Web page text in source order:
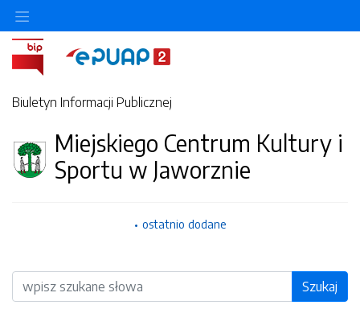
Biuletyn Informacji Publicznej
Miejskiego Centrum Kultury i
Sportu w Jaworznie
ostatnio dodane
Wyszukiwarka Szukaj